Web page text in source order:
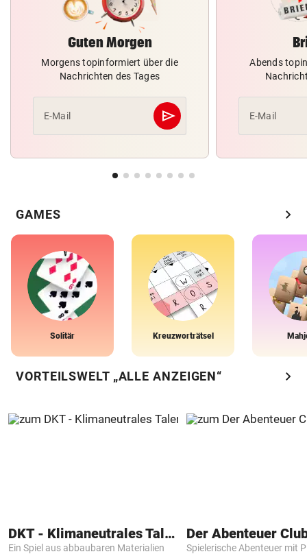
Guten Morgen
Morgens topinformiert über die
Nachrichten des Tages
E-Mail send
Abschicken
Abends
E-Mail
GAMES chevron_right
Solitär Kreuzworträtsel
VORTEILSWELT „ALLE ANZEIGEN“ chevron_right
DKT - Klimaneutrales Talent
Ein Spiel aus abbaubaren Materialien
Der Abenteuer
Spielerische Abenteuer mit